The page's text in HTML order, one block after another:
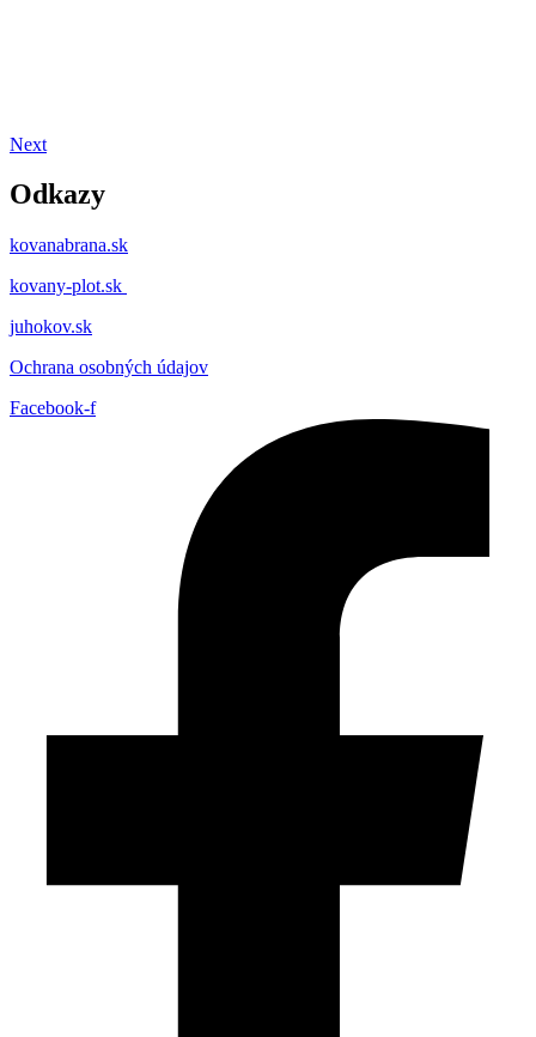
Next
Odkazy
kovanabrana.sk
kovany-plot.sk
juhokov.sk
Ochrana osobných údajov
Facebook-f